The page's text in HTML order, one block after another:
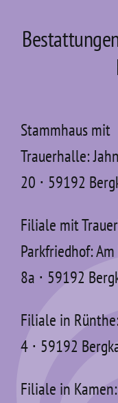
Stammhaus mit
Trauerhalle:
20 ⋅ 59192
Filiale mit
Parkfriedhof:
8a ⋅ 59192
Filiale in
4 ⋅ 59192
Filiale in